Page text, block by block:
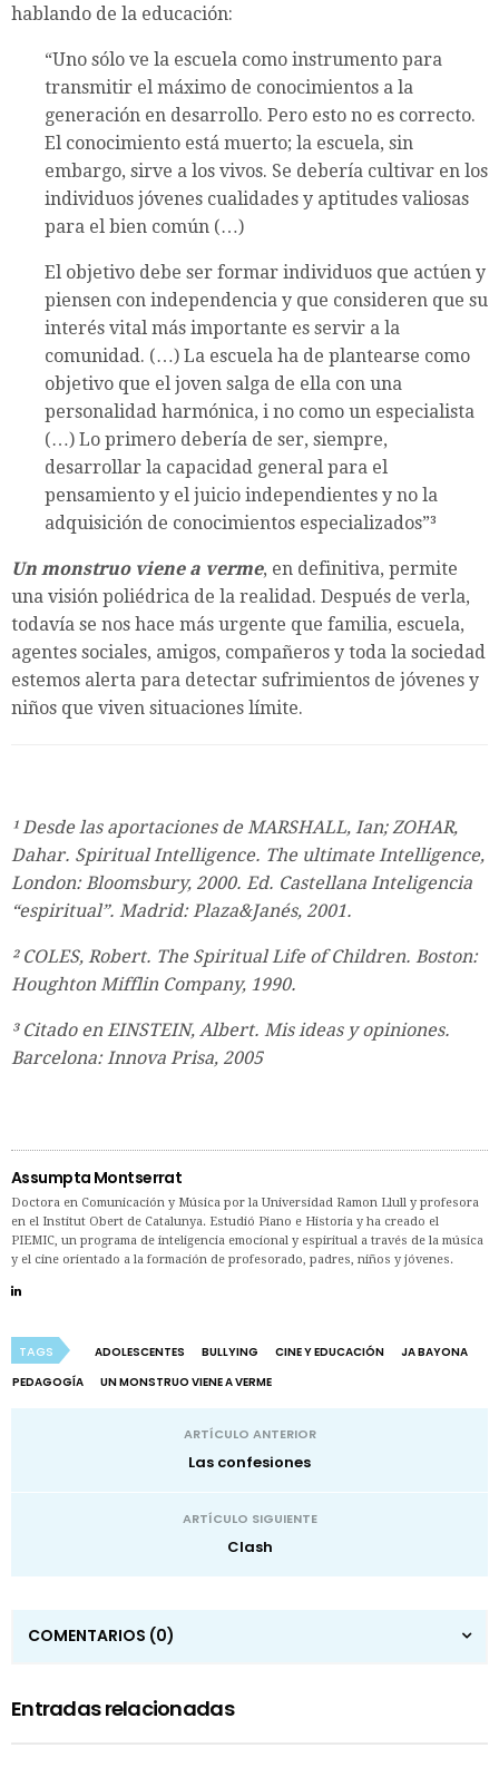
hablando de la educación:
“Uno sólo ve la escuela como instrumento para
transmitir el máximo de conocimientos a la
generación en desarrollo. Pero esto no es correcto.
El conocimiento está muerto; la escuela, sin
embargo, sirve a los vivos. Se debería cultivar en los
individuos jóvenes cualidades y aptitudes valiosas
para el bien común (…)
El objetivo debe ser formar individuos que actúen y
piensen con independencia y que consideren que su
interés vital más importante es servir a la
comunidad. (…) La escuela ha de plantearse como
objetivo que el joven salga de ella con una
personalidad harmónica, i no como un especialista
(…) Lo primero debería de ser, siempre,
desarrollar la capacidad general para el
pensamiento y el juicio independientes y no la
adquisición de conocimientos especializados”³
Un monstruo viene a verme, en definitiva, permite
una visión poliédrica de la realidad. Después de verla,
todavía se nos hace más urgente que familia, escuela,
agentes sociales, amigos, compañeros y toda la sociedad
estemos alerta para detectar sufrimientos de jóvenes y
niños que viven situaciones límite.
¹ Desde las aportaciones de MARSHALL, Ian; ZOHAR,
Dahar. Spiritual Intelligence. The ultimate Intelligence,
London: Bloomsbury, 2000. Ed. Castellana Inteligencia
“espiritual”. Madrid: Plaza&Janés, 2001.
² COLES, Robert. The Spiritual Life of Children. Boston:
Houghton Mifflin Company, 1990.
³ Citado en EINSTEIN, Albert. Mis ideas y opiniones.
Barcelona: Innova Prisa, 2005
Assumpta Montserrat
Doctora en Comunicación y Música por la Universidad Ramon Llull y profesora
en el Institut Obert de Catalunya. Estudió Piano e Historia y ha creado el
PIEMIC, un programa de inteligencia emocional y espiritual a través de la música
y el cine orientado a la formación de profesorado, padres, niños y jóvenes.
TAGS ADOLESCENTES BULLYING CINE Y EDUCACIÓN
JA BAYONA
PEDAGOGÍA
UN MONSTRUO VIENE A VERME
ARTÍCULO ANTERIOR
Las confesiones
ARTÍCULO SIGUIENTE
Clash
COMENTARIOS (0)
Entradas relacionadas